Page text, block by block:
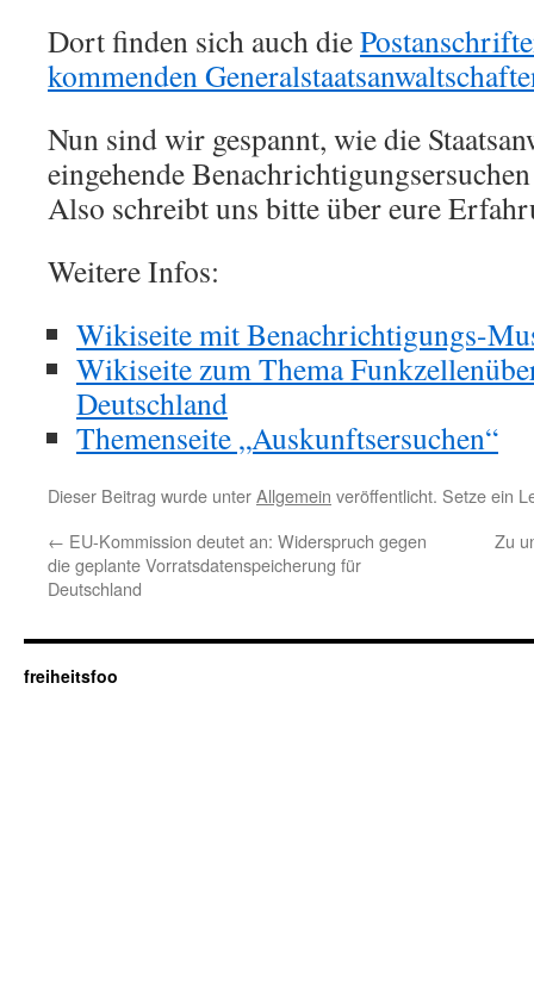
Dort finden sich auch die
kommenden
Nun sind wir gespannt, wie die
eingehende
Also schreibt uns bitte über eure
Weitere Infos:
Wikiseite mit Benachrichtigungs-
Wikiseite zum Thema
Deutschland
Themenseite „Auskunftsersuchen“
Dieser Beitrag wurde unterAllgemein veröffentlicht. Setze ein
← EU-Kommission deutet an: Widerspruch gegen
die geplante Vorratsdatenspeicherung für
Deutschland
Zu
freiheitsfoo